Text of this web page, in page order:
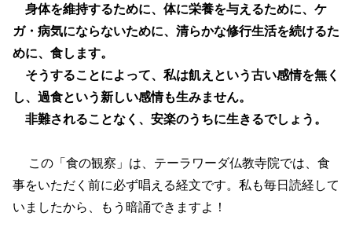
身体を維持するために、体に栄養を与えるために、ケ
ガ・病気にならないために、清らかな修行生活を続けるた
めに、食します。
そうすることによって、私は飢えという古い感情を無く
し、過食という新しい感情も生みません。
非難されることなく、安楽のうちに生きるでしょう。
この「食の観察」は、テーラワーダ仏教寺院では、食
事をいただく前に必ず唱える経文です。私も毎日読経して
いましたから、もう暗誦できますよ！